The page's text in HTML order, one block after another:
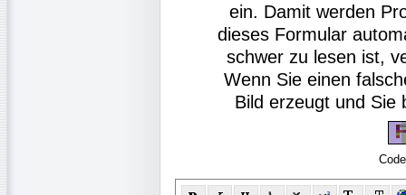
ein. Damit werden
dieses Formular
schwer zu lesen ist,
Wenn Sie einen
Bild erzeugt und Sie